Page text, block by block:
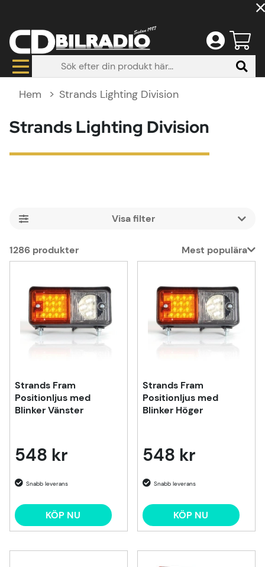
Hem Strands Lighting Division
Strands Lighting Division
Filtrera
1286 produkter
Mest populära
Strands Fram
Positionljus med
Blinker Vänster
548 kr
KÖP NU
Strands Fram
Positionljus med
Blinker Höger
548 kr
KÖP NU